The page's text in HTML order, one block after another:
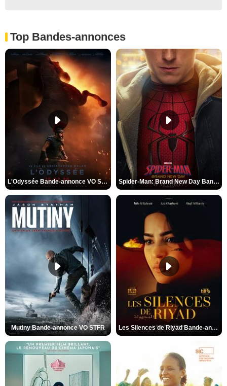
Top Bandes-annonces
L'Odyssée Bande-annonce VO STFR Spider-Man: Brand New Day Bande-annonce VO STFR
Mutiny Bande-annonce VO STFR Les Silences de Riyad Bande-annonce VO STFR